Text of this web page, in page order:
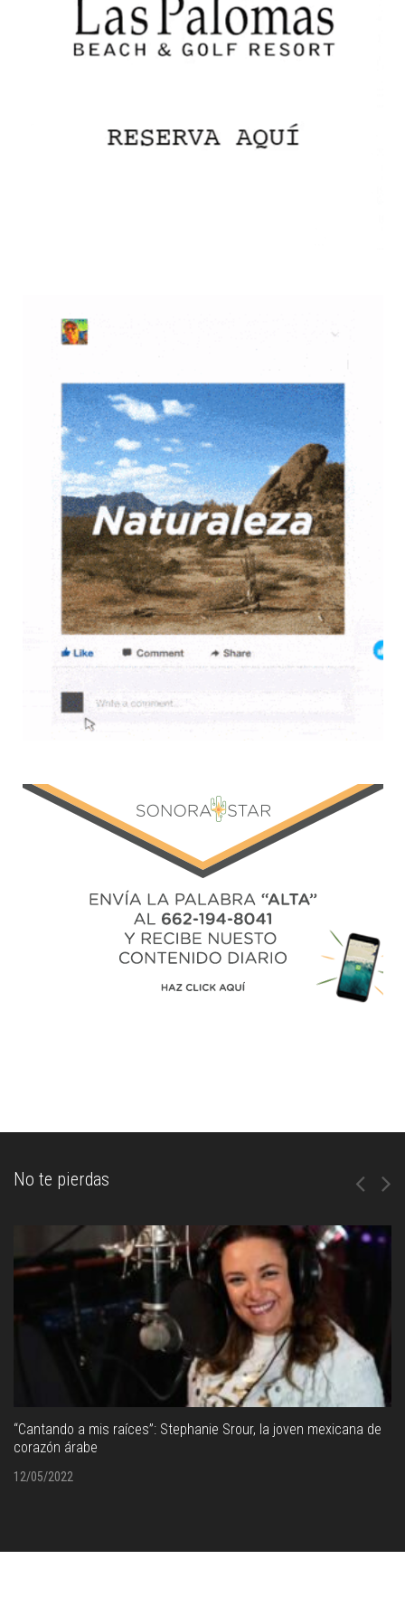
No te pierdas
“Cantando a mis raíces”: Stephanie Srour, la joven mexicana de
corazón árabe
12/05/2022